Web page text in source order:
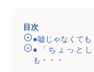
目次
●嘘じゃなくても
●「ちょっと
も・・・